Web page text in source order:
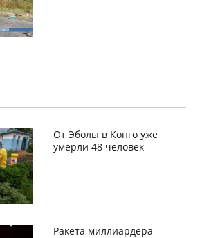
От Эболы в Конго уже
умерли 48 человек
Ракета миллиардера